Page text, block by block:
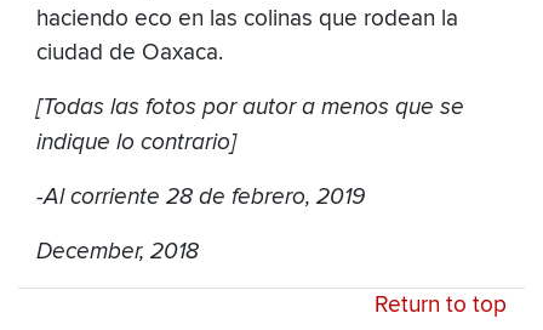
haciendo eco en las colinas que rodean la
ciudad de Oaxaca.
[Todas las fotos por autor a menos que se
indique lo contrario]
-Al corriente 28 de febrero, 2019
December, 2018
Return to top